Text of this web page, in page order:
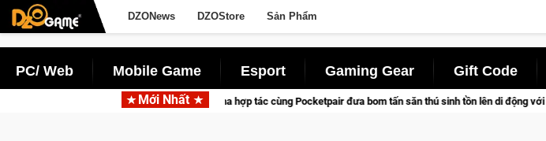
DZONews DZOStore Sản Phẩm
PC/ Web Mobile Game Esport Gaming Gear Gift Code
Mới Nhất
Garena hợp tác cùng Pocketpair đưa bom tấn săn thú sinh tồn lên di động với tên gọi Palworld Online